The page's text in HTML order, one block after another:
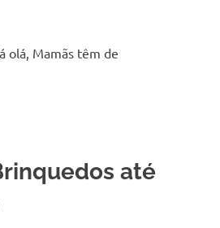
olá, Mamãs têm de
até